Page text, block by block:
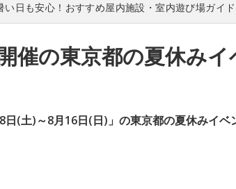
い日も安心！おすすめ屋内施設・室内遊び場ガイド
催の東京都の夏休み
日(土)～8月16日(日)」の東京都の夏休みイベ